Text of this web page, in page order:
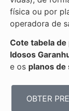
física ou por
operadora de
Cote tabela de
Idosos
e os planos de
OBTER